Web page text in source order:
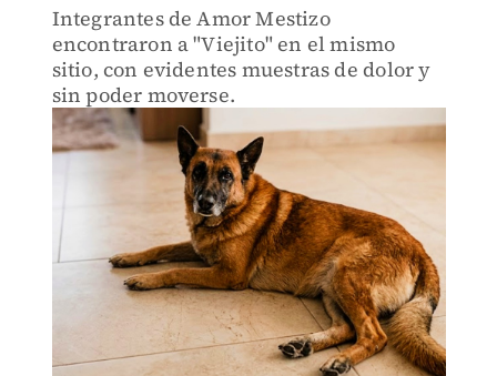
Integrantes de Amor Mestizo
encontraron a "Viejito" en el mismo
sitio, con evidentes muestras de dolor y
sin poder moverse.